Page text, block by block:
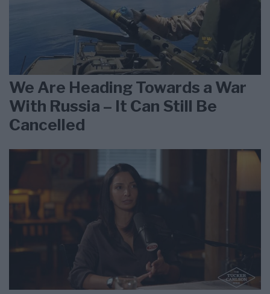
We Are Heading Towards a War
With Russia – It Can Still Be
Cancelled